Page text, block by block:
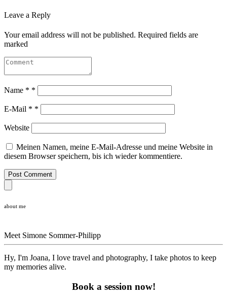
Leave a Reply
Your email address will not be published. Required fields are
marked
Name * *
E-Mail * *
Website
Meinen Namen, meine E-Mail-Adresse und meine Website in
diesem Browser speichern, bis ich wieder kommentiere.
Post Comment
about me
Meet Simone Sommer-Philipp
Hy, I'm Joana, I love travel and photography, I take photos to keep
my memories alive.
Book a session now!